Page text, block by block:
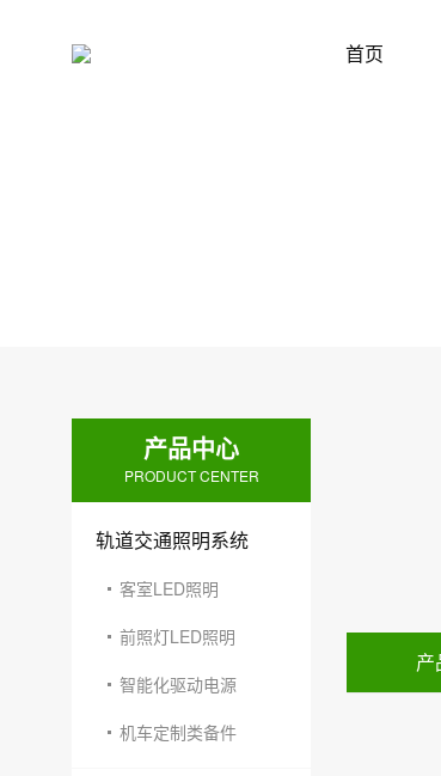
首页
产品中心
PRODUCT CENTER
轨道交通照明系统
客室LED照明
前照灯LED照明
智能化驱动电源
机车定制类备件
产